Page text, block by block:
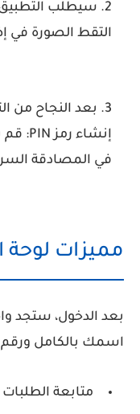
سيطلب التطبيق
التقط الصورة في
بعد النجاح من
إنشاء رمز PIN:
في المصادقة
مميزات لوحة
بعد الدخول،
اسمك بالكامل
متابعة